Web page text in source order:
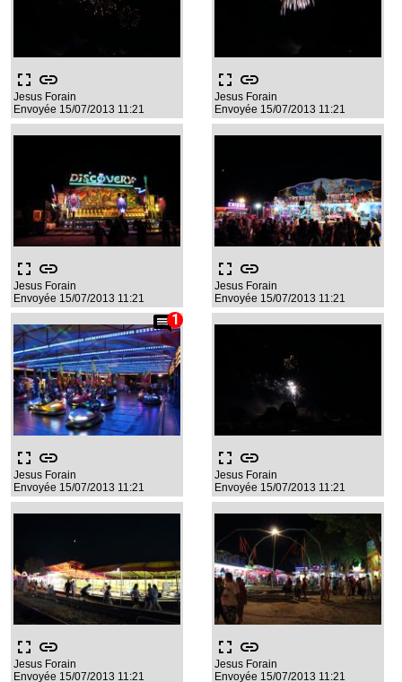
fullscreen link
Jesus Forain
Envoyée 15/07/2013 11:21
fullscreen link
Jesus Forain
Envoyée 15/07/2013 11:21
fullscreen link
Jesus Forain
Envoyée 15/07/2013 11:21
fullscreen link
Jesus Forain
Envoyée 15/07/2013 11:21
comment
fullscreen link
Jesus Forain
Envoyée 15/07/2013 11:21
fullscreen link
Jesus Forain
Envoyée 15/07/2013 11:21
fullscreen link
Jesus Forain
Envoyée 15/07/2013 11:21
fullscreen link
Jesus Forain
Envoyée 15/07/2013 11:21